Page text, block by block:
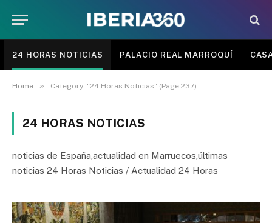
24 HORAS NOTICIAS PALACIO REAL MARROQUÍ
Home » Category: "24 Horas Noticias" (Page 237)
24 HORAS NOTICIAS
noticias de España,actualidad en Marruecos,últimas
noticias 24 Horas Noticias / Actualidad 24 Horas